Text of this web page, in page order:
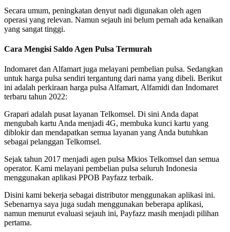
Secara umum, peningkatan denyut nadi digunakan oleh agen
operasi yang relevan. Namun sejauh ini belum pernah ada kenaikan
yang sangat tinggi.
Cara Mengisi Saldo Agen Pulsa Termurah
Indomaret dan Alfamart juga melayani pembelian pulsa. Sedangkan
untuk harga pulsa sendiri tergantung dari nama yang dibeli. Berikut
ini adalah perkiraan harga pulsa Alfamart, Alfamidi dan Indomaret
terbaru tahun 2022:
Grapari adalah pusat layanan Telkomsel. Di sini Anda dapat
mengubah kartu Anda menjadi 4G, membuka kunci kartu yang
diblokir dan mendapatkan semua layanan yang Anda butuhkan
sebagai pelanggan Telkomsel.
Sejak tahun 2017 menjadi agen pulsa Mkios Telkomsel dan semua
operator. Kami melayani pembelian pulsa seluruh Indonesia
menggunakan aplikasi PPOB Payfazz terbaik.
Disini kami bekerja sebagai distributor menggunakan aplikasi ini.
Sebenarnya saya juga sudah menggunakan beberapa aplikasi,
namun menurut evaluasi sejauh ini, Payfazz masih menjadi pilihan
pertama.